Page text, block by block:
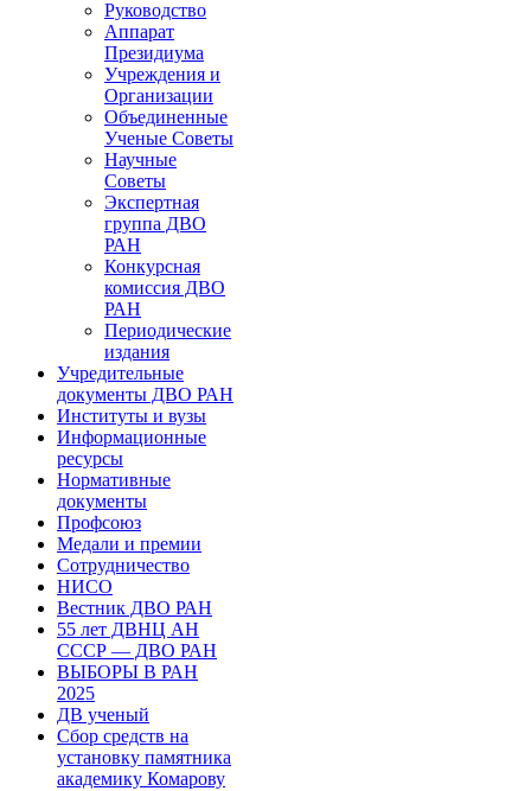
Руководство
Аппарат
Президиума
Учреждения и
Организации
Объединенные
Ученые Советы
Научные
Советы
Экспертная
группа ДВО
РАН
Конкурсная
комиссия ДВО
РАН
Периодические
издания
Учредительные
документы ДВО РАН
Институты и вузы
Информационные
ресурсы
Нормативные
документы
Профсоюз
Медали и премии
Сотрудничество
НИСО
Вестник ДВО РАН
55 лет ДВНЦ АН
СССР — ДВО РАН
ВЫБОРЫ В РАН
2025
ДВ ученый
Сбор средств на
установку памятника
академику Комарову